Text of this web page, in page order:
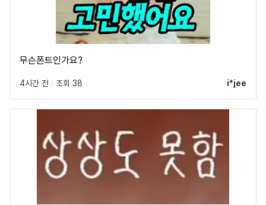
무슨폰트인가요?
4시간 전 조회 38 i*jee